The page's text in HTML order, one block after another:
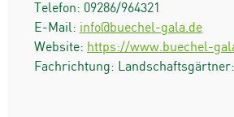
Telefon: 09286/964321
E-Mail: info@buechel-gala.de
Website: https://www.buechel-
Fachrichtung: